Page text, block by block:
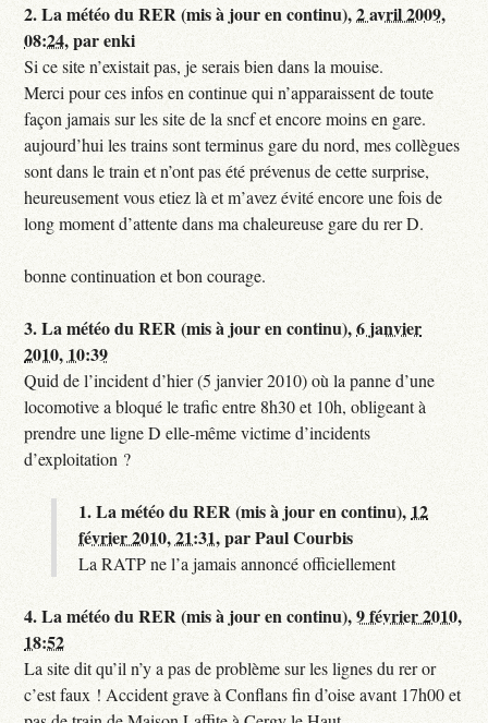
2.La météo du RER (mis à jour en continu),2 avril 2009,
08:24,parenki
Si ce site n’existait pas, je serais bien dans la mouise.
Merci pour ces infos en continue qui n’apparaissent de toute
façon jamais sur les site de la sncf et encore moins en gare.
aujourd’hui les trains sont terminus gare du nord, mes collègues
sont dans le train et n’ont pas été prévenus de cette surprise,
heureusement vous etiez là et m’avez évité encore une fois de
long moment d’attente dans ma chaleureuse gare du rer D.
bonne continuation et bon courage.
3.La météo du RER (mis à jour en continu),6 janvier
2010, 10:39
Quid de l’incident d’hier (5 janvier 2010) où la panne d’une
locomotive a bloqué le trafic entre 8h30 et 10h, obligeant à
prendre une ligne D elle-même victime d’incidents
d’exploitation ?
1.La météo du RER (mis à jour en continu), 12
février 2010, 21:31,parPaul Courbis
La RATP ne l’a jamais annoncé officiellement
4.La météo du RER (mis à jour en continu),9 février 2010,
18:52
La site dit qu’il n’y a pas de problème sur les lignes du rer or
c’est faux ! Accident grave à Conflans fin d’oise avant 17h00 et